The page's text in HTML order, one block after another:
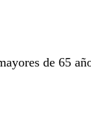
de 65